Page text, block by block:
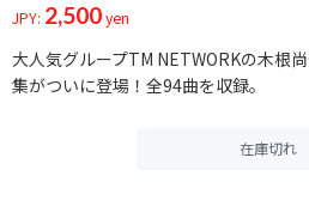
JPY: 2,500yen
大人気グループTM NETWORKの木根
集がついに登場！全94曲を収録。
在庫切れ